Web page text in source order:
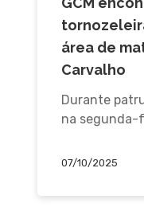
área de
Carvalho
Durante
na segunda-
07/10/2025